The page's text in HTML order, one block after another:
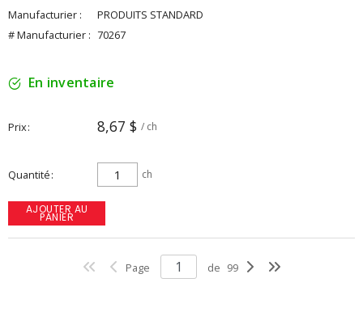
Manufacturier :
PRODUITS STANDARD
# Manufacturier : 70267
En inventaire
Prix 8,67 $ / ch
Quantité ch
AJOUTER AU
PANIER
Page de 99